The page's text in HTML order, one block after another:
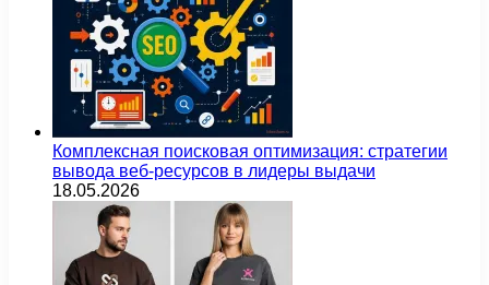
Комплексная поисковая оптимизация: стратегии
вывода веб-ресурсов в лидеры выдачи
18.05.2026